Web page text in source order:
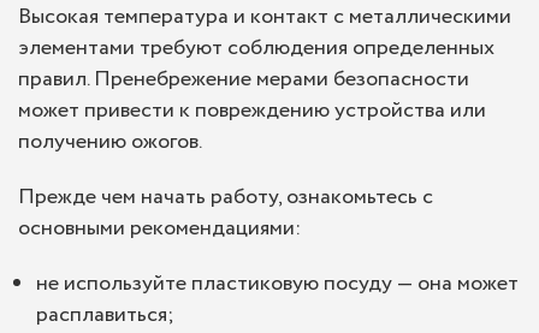
Высокая температура и контакт с металлическими
элементами требуют соблюдения определенных
правил. Пренебрежение мерами безопасности
может привести к повреждению устройства или
получению ожогов.
Прежде чем начать работу, ознакомьтесь с
основными рекомендациями:
не используйте пластиковую посуду — она может
расплавиться;